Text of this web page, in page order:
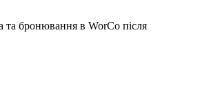
та бронювання в WorCo після